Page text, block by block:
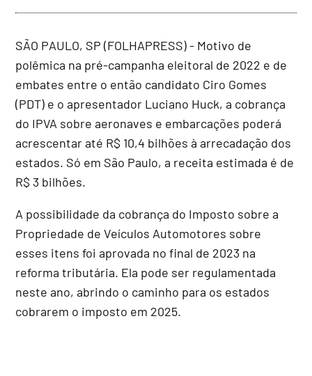
SÃO PAULO, SP (FOLHAPRESS) - Motivo de
polêmica na pré-campanha eleitoral de 2022 e de
embates entre o então candidato Ciro Gomes
(PDT) e o apresentador Luciano Huck, a cobrança
do IPVA sobre aeronaves e embarcações poderá
acrescentar até R$ 10,4 bilhões à arrecadação dos
estados. Só em São Paulo, a receita estimada é de
R$ 3 bilhões.
A possibilidade da cobrança do Imposto sobre a
Propriedade de Veículos Automotores sobre
esses itens foi aprovada no final de 2023 na
reforma tributária. Ela pode ser regulamentada
neste ano, abrindo o caminho para os estados
cobrarem o imposto em 2025.